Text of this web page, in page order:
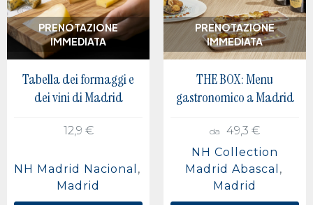
PRENOTAZIONE
IMMEDIATA
Tabella dei formaggi e
dei vini di Madrid
12,9 €
NH Madrid Nacional
Madrid
PRENOTAZIONE
IMMEDIATA
THE BOX: Menu
gastronomico a Madrid
da
49,3 €
NH Collection
Madrid Abascal
Madrid